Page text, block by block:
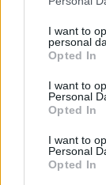
not limited to
grant or deny
use your data
consent section.
I want to
personal
Opted In
I want to
Personal
Opted In
I want to
Personal
Opted In
Ekcéma